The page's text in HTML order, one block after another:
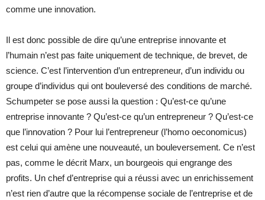
comme une innovation.
Il est donc possible de dire qu’une entreprise innovante et
l’humain n’est pas faite uniquement de technique, de brevet, de
science. C’est l’intervention d’un entrepreneur, d’un individu ou
groupe d’individus qui ont bouleversé des conditions de marché.
Schumpeter se pose aussi la question : Qu’est-ce qu’une
entreprise innovante ? Qu’est-ce qu’un entrepreneur ? Qu’est-ce
que l’innovation ? Pour lui l’entrepreneur (l’homo oeconomicus)
est celui qui amène une nouveauté, un bouleversement. Ce n’est
pas, comme le décrit Marx, un bourgeois qui engrange des
profits. Un chef d’entreprise qui a réussi avec un enrichissement
n’est rien d’autre que la récompense sociale de l’entreprise et de